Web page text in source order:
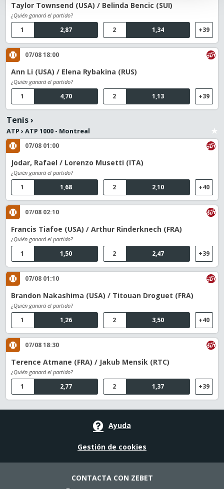
Taylor Townsend (USA) / Belinda Bencic (SUI)
¿Quién ganará el partido?
2,87
1 1,34
2 +39
07/08 18:00
Ann Li (USA) / Elena Rybakina (RUS)
¿Quién ganará el partido?
4,70
1 1,13
2 +39
Tenis›
ATP › ATP 1000 - Montreal
07/08 01:00
Jodar, Rafael / Lorenzo Musetti (ITA)
¿Quién ganará el partido?
1,68
1 2,10
2 +40
07/08 02:10
Francis Tiafoe (USA) / Arthur Rinderknech (FRA)
¿Quién ganará el partido?
1,50
1 2,47
2 +39
07/08 01:10
Brandon Nakashima (USA) / Titouan Droguet (FRA)
¿Quién ganará el partido?
1,26
1 3,50
2 +40
07/08 18:30
Terence Atmane (FRA) / Jakub Mensik (RTC)
¿Quién ganará el partido?
2,77
1 1,37
2 +39
Ayuda
Gestión de cookies
CONTACTA CON ZEBET